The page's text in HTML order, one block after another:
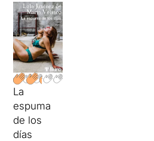
La
espuma
de los
días